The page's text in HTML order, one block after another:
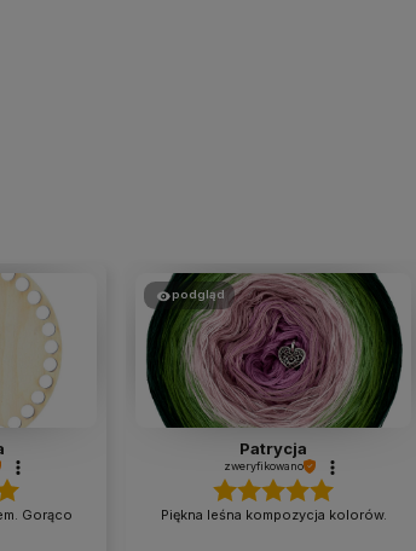
Gorąco
podgląd
Patrycja
zweryfikowano
Piękna leśna kompozycja kolorów.